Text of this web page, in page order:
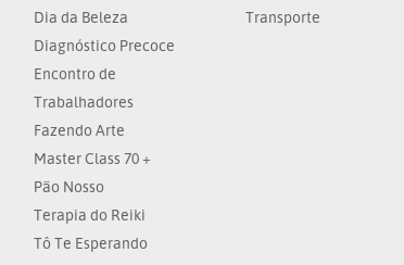
Dia da Beleza
Diagnóstico Precoce
Encontro de
Trabalhadores
Fazendo Arte
Master Class 70 +
Pão Nosso
Terapia do Reiki
Tô Te Esperando
Transporte